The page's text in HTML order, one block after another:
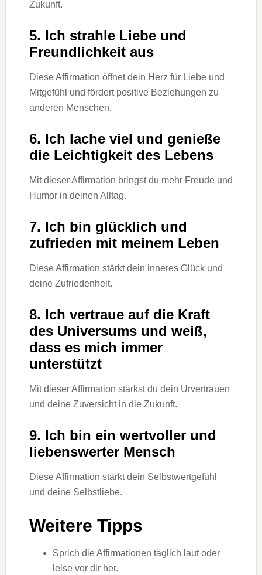
Zukunft.
5. Ich strahle Liebe und
Freundlichkeit aus
Diese Affirmation öffnet dein Herz für Liebe und
Mitgefühl und fördert positive Beziehungen zu
anderen Menschen.
6. Ich lache viel und genieße
die Leichtigkeit des Lebens
Mit dieser Affirmation bringst du mehr Freude und
Humor in deinen Alltag.
7. Ich bin glücklich und
zufrieden mit meinem Leben
Diese Affirmation stärkt dein inneres Glück und
deine Zufriedenheit.
8. Ich vertraue auf die Kraft
des Universums und weiß,
dass es mich immer
unterstützt
Mit dieser Affirmation stärkst du dein Urvertrauen
und deine Zuversicht in die Zukunft.
9. Ich bin ein wertvoller und
liebenswerter Mensch
Diese Affirmation stärkt dein Selbstwertgefühl
und deine Selbstliebe.
Weitere Tipps
Sprich die Affirmationen täglich laut oder
leise vor dir her.